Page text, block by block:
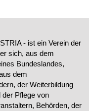
- ist ein Verein der
sich, aus dem
Bundeslandes,
dem
der Weiterbildung
der Pflege von
Behörden, der